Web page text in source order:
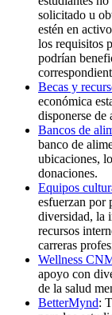
solicitado u
estén en
los requisitos
podrían
Becas y
económica
disponerse de
Bancos de
banco de
ubicaciones,
donaciones.
Equipos
esfuerzan por
diversidad, la
recursos
carreras
Wellness
apoyo con
de la salud
BetterMynd: